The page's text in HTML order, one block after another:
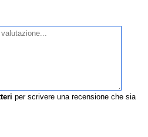
per scrivere una recensione che sia